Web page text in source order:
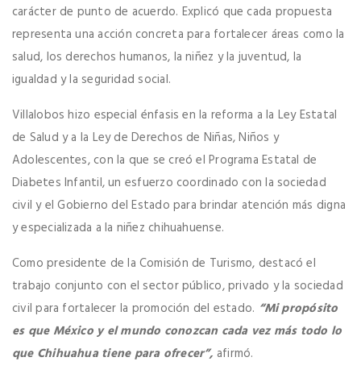
carácter de punto de acuerdo. Explicó que cada propuesta
representa una acción concreta para fortalecer áreas como la
salud, los derechos humanos, la niñez y la juventud, la
igualdad y la seguridad social.
Villalobos hizo especial énfasis en la reforma a la Ley Estatal
de Salud y a la Ley de Derechos de Niñas, Niños y
Adolescentes, con la que se creó el Programa Estatal de
Diabetes Infantil, un esfuerzo coordinado con la sociedad
civil y el Gobierno del Estado para brindar atención más digna
y especializada a la niñez chihuahuense.
Como presidente de la Comisión de Turismo, destacó el
trabajo conjunto con el sector público, privado y la sociedad
civil para fortalecer la promoción del estado. “Mi propósito
es que México y el mundo conozcan cada vez más todo lo
que Chihuahua tiene para ofrecer”, afirmó.